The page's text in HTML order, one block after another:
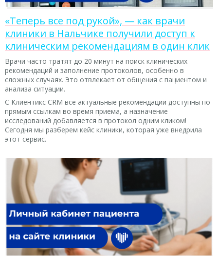
«Теперь все под рукой», — как врачи
клиники в Нальчике получили доступ к
клиническим рекомендациям в один клик
Врачи часто тратят до 20 минут на поиск клинических
рекомендаций и заполнение протоколов, особенно в
сложных случаях. Это отвлекает от общения с пациентом и
анализа ситуации.
С Клиентикс CRM все актуальные рекомендации доступны по
прямым ссылкам во время приема, а назначение
исследований добавляется в протокол одним кликом!
Сегодня мы разберем кейс клиники, которая уже внедрила
этот сервис.